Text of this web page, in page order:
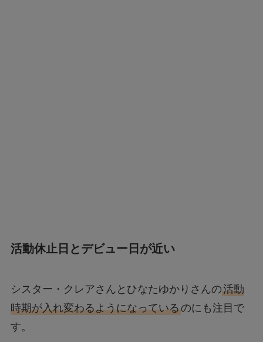
活動休止日とデビュー日が近い
シスター・クレアさんとひなたゆかりさんの活動
時期が入れ変わるようになっているのにも注目で
す。